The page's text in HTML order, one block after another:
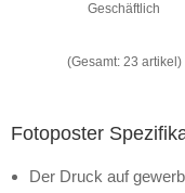
Geschäftlich
(Gesamt: 23 artikel)
Fotoposter
Der Druck auf